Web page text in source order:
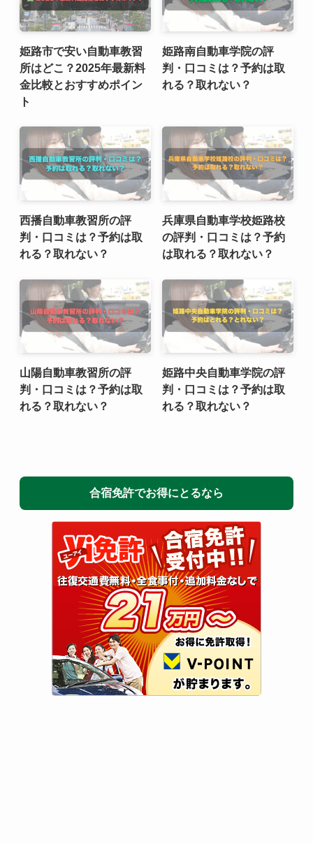
姫路市で安い自動車教習
所はどこ？2025年最新料
金比較とおすすめポイン
ト
姫路南自動車学院の評
判・口コミは？予約は取
れる？取れない？
西播自動車教習所の評
判・口コミは？予約は取
れる？取れない？
兵庫県自動車学校姫路校
の評判・口コミは？予約
は取れる？取れない？
山陽自動車教習所の評
判・口コミは？予約は取
れる？取れない？
姫路中央自動車学院の評
判・口コミは？予約は取
れる？取れない？
合宿免許でお得にとるなら